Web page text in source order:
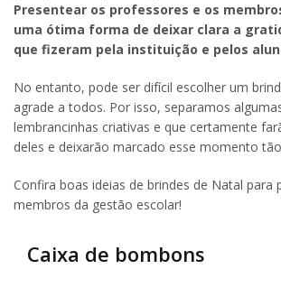
Presentear os professores e os
uma ótima forma de deixar clara a
que fizeram pela instituição e pelos
No entanto, pode ser difícil escolher um
agrade a todos. Por isso, separamos
lembrancinhas criativas e que certamente
deles e deixarão marcado esse momento
Confira boas ideias de brindes de Natal para
membros da gestão escolar!
Caixa de bombons